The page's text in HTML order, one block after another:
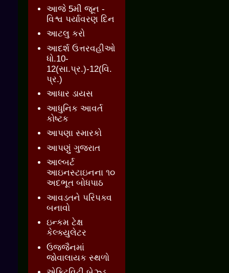
આજે 5મી જૂન -
વિશ્વ પર્યાવરણ દિન
આટલુ કરો
આદર્શ ઉત્તરવહીઓ
ધો.10-
12(સા.પ્ર.)-12(વિ.
પ્ર.)
આધાર ડાયસ
આધુનિક આવર્ત
કોષ્ટક
આપણા સ્મારકો
આપણું ગુજરાત
આલ્બર્ટ
આઇનસ્ટાઇનના ૧૦
અદભૂત બોધપાઠ
આવડતને પરિપક્વ
બનાવો
ઇન્કમ ટેક્ષ
કેલ્ક્યુલેટર
ઉજ્જૈનમાં
જોવાલાયક સ્થળો